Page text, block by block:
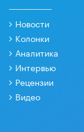
Новости
Колонки
Аналитика
Интервью
Рецензии
Видео